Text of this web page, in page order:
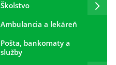
Školstvo
Ambulancia a lekáreň
Pošta, bankomaty a
služby